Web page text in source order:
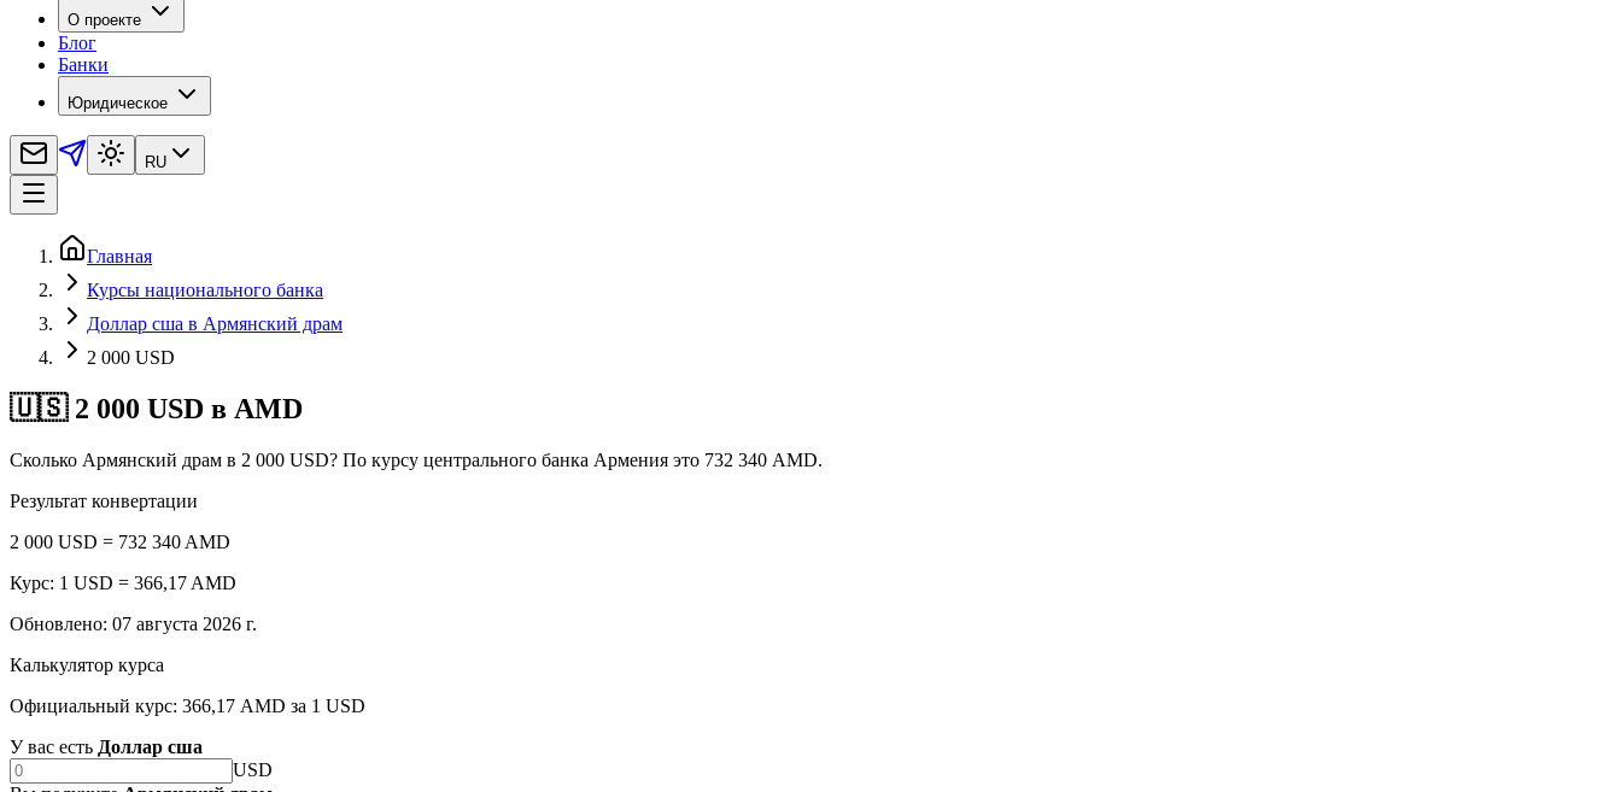
О проекте
Блог
Банки
Юридическое
RU
Главная
Курсы национального банка
Доллар сша в Армянский драм
2 000 USD
🇺🇸 2 000 USD в AMD
Сколько Армянский драм в 2 000 USD? По курсу центрального банка Армения это 732 340 AMD.
Результат конвертации
2 000 USD = 732 340 AMD
Курс: 1 USD = 366,17 AMD
Обновлено: 07 августа 2026 г.
Калькулятор курса
Официальный курс: 366,17 AMD за 1 USD
У вас есть Доллар сша
USD